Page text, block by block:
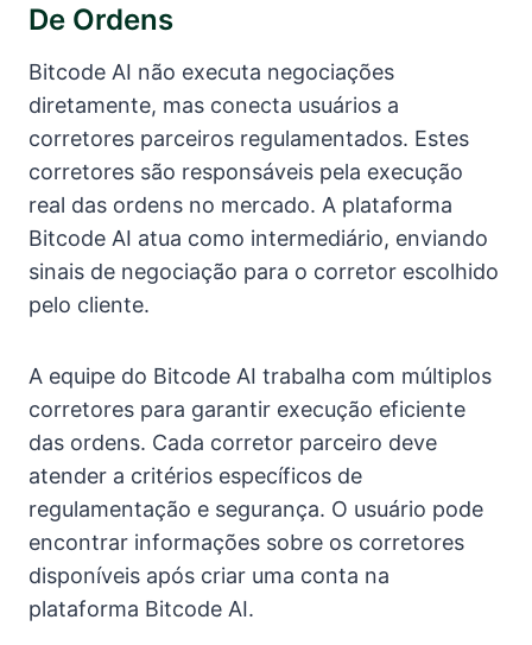
De Ordens
Bitcode AI não executa negociações
diretamente, mas conecta usuários a
corretores parceiros regulamentados. Estes
corretores são responsáveis pela execução
real das ordens no mercado. A plataforma
Bitcode AI atua como intermediário, enviando
sinais de negociação para o corretor escolhido
pelo cliente.
A equipe do Bitcode AI trabalha com múltiplos
corretores para garantir execução eficiente
das ordens. Cada corretor parceiro deve
atender a critérios específicos de
regulamentação e segurança. O usuário pode
encontrar informações sobre os corretores
disponíveis após criar uma conta na
plataforma Bitcode AI.